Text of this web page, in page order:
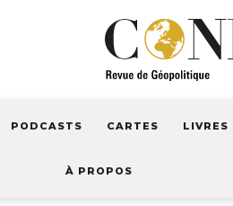
PODCASTS CARTES LIVRES
À PROPOS